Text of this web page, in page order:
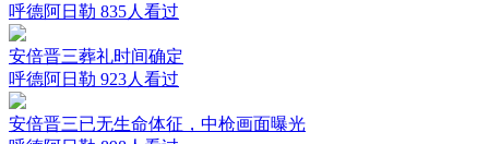
呼德阿日勒 835人看过
安倍晋三葬礼时间确定
呼德阿日勒 923人看过
安倍晋三已无生命体征，中枪画面曝光